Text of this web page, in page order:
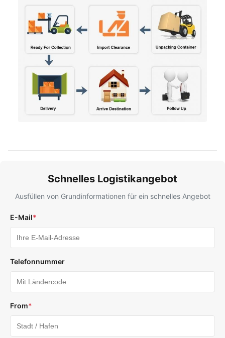
Schnelles Logistikangebot
Ausfüllen von Grundinformationen für ein schnelles Angebot
E-Mail*
Telefonnummer
From*